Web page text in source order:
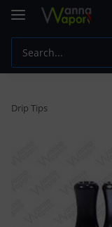
Drip Tips